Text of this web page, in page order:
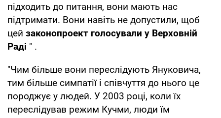
підходить до питання, вони мають нас
підтримати. Вони навіть не допустили, щоб
цей законопроект голосували у Верховній
Раді " .
"Чим більше вони переслідують Януковича,
тим більше симпатії і співчуття до нього це
породжує у людей. У 2003 році, коли їх
переслідував режим Кучми, люди їм